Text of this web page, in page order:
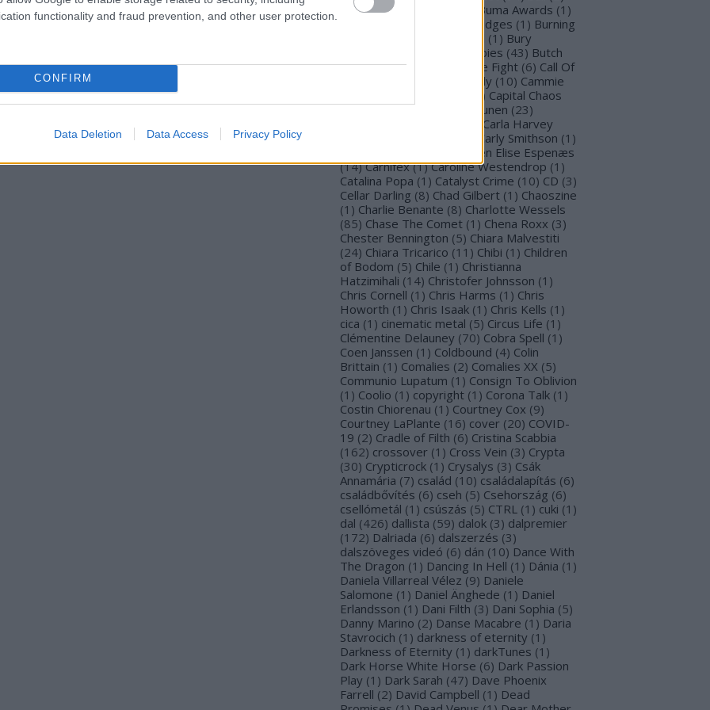
functionality and fraud prevention, and other user protection.
CONFIRM
Data Deletion Data Access Privacy Policy
Bullet for M Valentine
Buma Awards (1 )
Burning Bridges (1 ) Burning
(1 ) Bury
Butcher Babies (43) Butch
Vig (2) Cadaveria Cage Fight (6) Call Of
Cammie Beverly (10) Cammie
) Capital Chaos
TV (1) Capri (1 Capri Virkkunen (23)
Carla Harvey
Carly Smithson (1 )
Carmen Elise Espenæs
(14) Carnifex (1) Caroline Westendrop (1 )
Catalina Popa (1 ) Catalyst Crime (10) CD (3)
Cellar Darling (8) Chad Gilbert (1 ) Chaoszine
(1 ) Charlie Benante (8) Charlotte Wessels
(85) Chase The Comet (1 ) Chena Roxx (3)
Chester Bennington (5) Chiara Malvestiti
(24) Chiara Tricarico (11 ) Chibi (1 ) Children
of Bodom (5) Chile (1 ) Christianna
Hatzimihali (14) Christofer Johnsson (1 )
Chris Cornell (1 ) Chris Harms (1 ) Chris
Howorth (1 ) Chris Isaak (1 ) Chris Kells (1 )
cica (1 ) cinematic metal (5) Circus Life (1 )
Clémentine Delauney (70) Cobra Spell (1 )
Coen Janssen (1 ) Coldbound (4) Colin
Brittain (1 ) Comalies (2) Comalies XX (5)
Communio Lupatum (1 ) Consign To Oblivion
(1 ) Coolio (1 ) copyright (1 ) Corona Talk (1 )
Costin Chiorenau (1 ) Courtney Cox (9)
Courtney LaPlante (16) cover (20) COVID-
19 (2) Cradle of Filth (6) Cristina Scabbia
(162) crossover (1 ) Cross Vein (3) Crypta
(30) Crypticrock (1 ) Crysalys (3) Csák
Annamária (7) család (10) családalapítás (6)
családbővítés (6) cseh (5) Csehország (6)
csellómetál (1 ) csúszás (5) CTRL (1 ) cuki (1 )
dal (426) dallista (59) dalok (3) dalpremier
(172) Dalriada (6) dalszerzés (3)
dalszöveges videó (6) dán (10) Dance With
The Dragon (1 ) Dancing In Hell (1 ) Dánia (1 )
Daniela Villarreal Vélez (9) Daniele
Salomone (1 ) Daniel Änghede (1 ) Daniel
Erlandsson (1 ) Dani Filth (3) Dani Sophia (5)
Danny Marino (2) Danse Macabre (1 ) Daria
Stavrocich (1 ) darkness of eternity (1 )
Darkness of Eternity (1 ) darkTunes (1 )
Dark Horse White Horse (6) Dark Passion
Play (1 ) Dark Sarah (47) Dave Phoenix
Farrell (2) David Campbell (1 ) Dead